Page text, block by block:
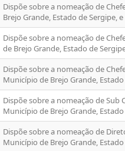
Dispõe sobre a nomeação de
Brejo Grande, Estado de Sergipe,
Dispõe sobre a nomeação de
de Brejo Grande, Estado de
Dispõe sobre a nomeação de
Município de Brejo Grande,
Dispõe sobre a nomeação de Sub
Município de Brejo Grande,
Dispõe sobre a nomeação de
Município de Brejo Grande,